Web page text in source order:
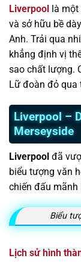
Liverpool là một
và sở hữu bề
Anh. Trải qua
khẳng định vị
sao chất lượng.
Lữ đoàn đỏ qua
Liverpool –
Merseyside
Liverpool đã
biểu tượng văn
chiến đấu mãnh
Biểu
Lịch sử hình